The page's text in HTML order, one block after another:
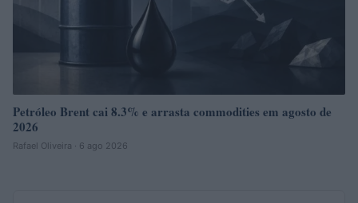
Petróleo Brent cai 8.3% e arrasta commodities em agosto de
2026
Rafael Oliveira · 6 ago 2026